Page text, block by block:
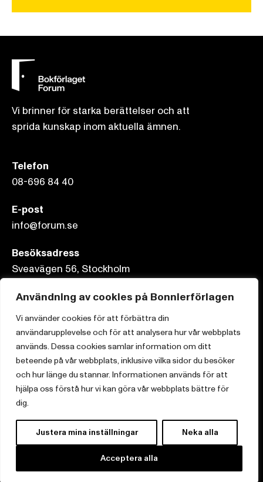
Användning av cookies på Bonnierförlagen
Vi använder cookies för att förbättra din
användarupplevelse och för att analysera hur vår webbplats
används. Dessa cookies samlar information om ditt
beteende på vår webbplats, inklusive vilka sidor du besöker
och hur länge du stannar. Informationen används för att
hjälpa oss förstå hur vi kan göra vår webbplats bättre för
dig.
Justera mina inställningar Neka alla
Acceptera alla
Vi brinner för starka berättelser och att
sprida kunskap inom aktuella ämnen.
Telefon
08-696 84 40
E-post
info@forum.se
Besöksadress
Sveavägen 56, Stockholm
Postadress
Box 3159, 103 63 Stockholm
Om Bonnierförlagen
Cookies
Integritetspolicy